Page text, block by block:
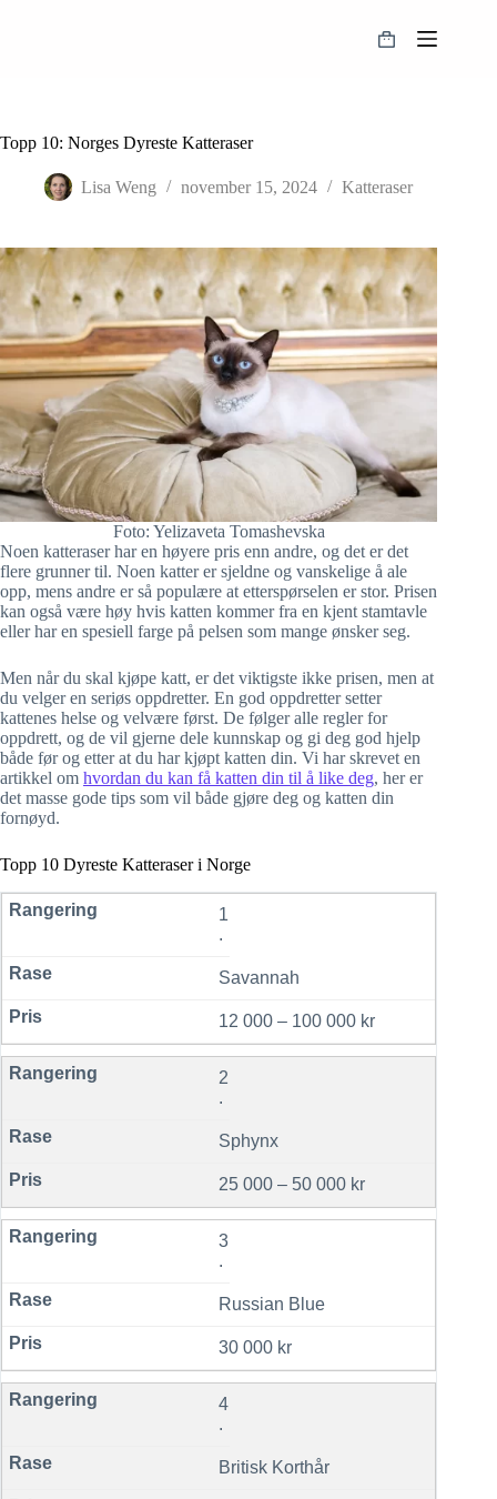
Handlekurv
Topp 10: Norges Dyreste Katteraser
Lisa Weng november 15, 2024 Katteraser
Foto: Yelizaveta Tomashevska
Noen katteraser har en høyere pris enn andre, og det er det
flere grunner til. Noen katter er sjeldne og vanskelige å ale
opp, mens andre er så populære at etterspørselen er stor. Prisen
kan også være høy hvis katten kommer fra en kjent stamtavle
eller har en spesiell farge på pelsen som mange ønsker seg.
Men når du skal kjøpe katt, er det viktigste ikke prisen, men at
du velger en seriøs oppdretter. En god oppdretter setter
kattenes helse og velvære først. De følger alle regler for
oppdrett, og de vil gjerne dele kunnskap og gi deg god hjelp
både før og etter at du har kjøpt katten din. Vi har skrevet en
artikkel om hvordan du kan få katten din til å like deg, her er
det masse gode tips som vil både gjøre deg og katten din
fornøyd.
Topp 10 Dyreste Katteraser i Norge
1
.
Savannah
12 000 – 100 000 kr
2
.
Sphynx
25 000 – 50 000 kr
3
.
Russian Blue
30 000 kr
4
.
Britisk Korthår